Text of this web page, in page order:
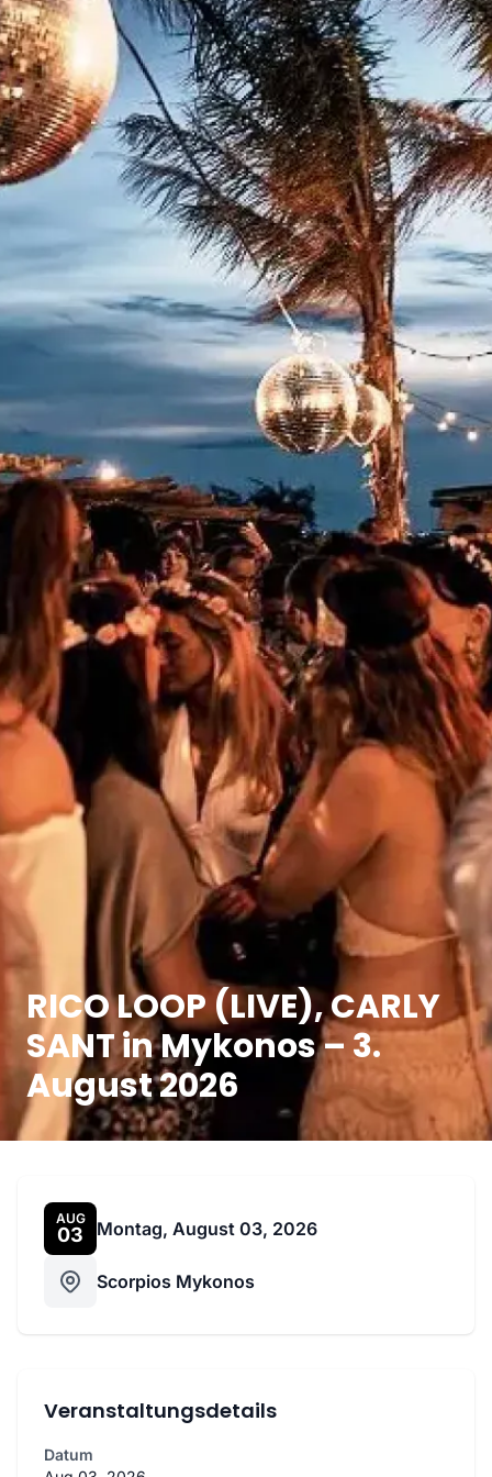
RICO LOOP (LIVE), CARLY
SANT in Mykonos – 3.
August 2026
AUG
03 Montag, August 03, 2026
Scorpios Mykonos
Veranstaltungsdetails
Datum